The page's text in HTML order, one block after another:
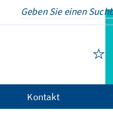
Kontakt